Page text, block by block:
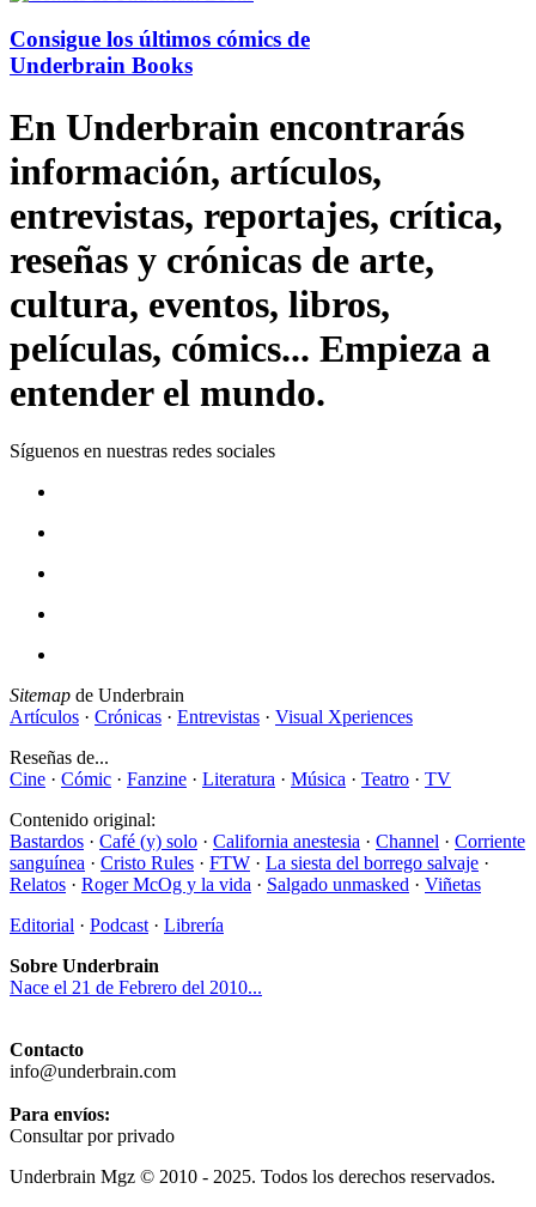
Consigue los últimos cómics de
Underbrain Books
En Underbrain encontrarás
información, artículos,
entrevistas, reportajes, crítica,
reseñas y crónicas de arte,
cultura, eventos, libros,
películas, cómics... Empieza a
entender el mundo.
Síguenos en nuestras redes sociales
Sitemap de Underbrain
Artículos · Crónicas · Entrevistas · Visual Xperiences
Reseñas de...
Cine · Cómic · Fanzine · Literatura · Música · Teatro · TV
Contenido original:
Bastardos · Café (y) solo · California anestesia · Channel · Corriente
sanguínea · Cristo Rules · FTW · La siesta del borrego salvaje ·
Relatos · Roger McOg y la vida · Salgado unmasked · Viñetas
Editorial · Podcast · Librería
Sobre Underbrain
Nace el 21 de Febrero del 2010...
Contacto
info@underbrain.com
Para envíos:
Consultar por privado
Underbrain Mgz © 2010 - 2025. Todos los derechos reservados.